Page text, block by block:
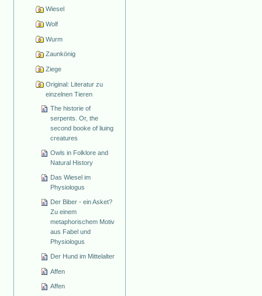
Wiesel
Wolf
Wurm
Zaunkönig
Ziege
Original: Literatur zu
einzelnen Tieren
The historie of
serpents. Or, the
second booke of liuing
creatures
Owls in Folklore and
Natural History
Das Wiesel im
Physiologus
Der Biber - ein Asket?
Zu einem
metaphorischem Motiv
aus Fabel und
Physiologus
Der Hund im Mittelalter
Affen
Affen